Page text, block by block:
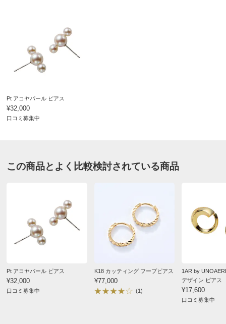
Pt アコヤパール ピアス
¥32,000
口コミ募集中
この商品とよく比較検討されている商品
Pt アコヤパール ピアス
¥32,000
口コミ募集中
K18 カッティング フープピアス
¥77,000
(1)
1AR by
デザイン ピアス
¥17,600
口コミ募集中